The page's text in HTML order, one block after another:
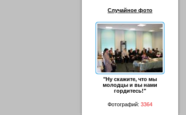
Случайное фото
"Ну скажите, что мы
молодцы и вы нами
гордитесь!"
Фотографий: 3364